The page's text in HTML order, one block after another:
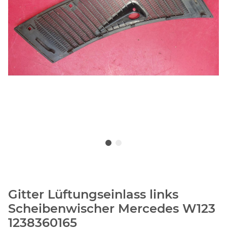
Gitter Lüftungseinlass links
Scheibenwischer Mercedes W123
1238360165